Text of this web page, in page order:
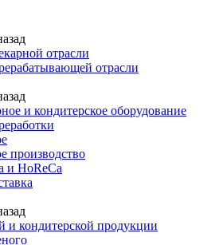
отрасли
отрасли
и кондитерское оборудование
производство
и HoReCa
и кондитерской продукции